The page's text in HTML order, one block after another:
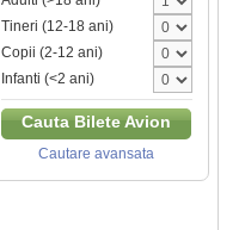
Tineri (12-18 ani)
Copii (2-12 ani)
Infanti (<2 ani)
Cauta Bilete Avion
Cautare avansata